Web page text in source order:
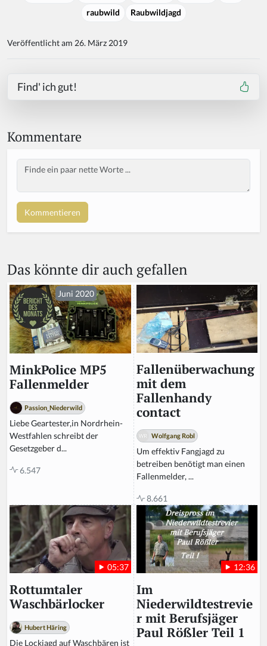
raubwild
Raubwildjagd
Veröffentlicht am 26. März 2019
Find' ich gut!
Kommentare
o
u
h
u
m
a
n,
ig
n
o
r
t
hi
s
fi
el
d
Body
Das könnte dir auch gefallen
Juni 2020
MinkPolice MP5
Fallenmelder
Passion_Niederwild
Liebe Geartester,in Nordrhein-
Westfahlen schreibt der
Gesetzgeber d...
6.547
Fallenüberwachung
mit dem
Fallenhandy
contact
Wolfgang Robl
Um effektiv Fangjagd zu
betreiben benötigt man einen
Fallenmelder, ...
8.661
05:37
Rottumtaler
Waschbärlocker
Hubert Häring
Die Lockjagd auf Waschbären ist
12:36
Im
Niederwildtestrevie
r mit Berufsjäger
Paul Rößler Teil 1